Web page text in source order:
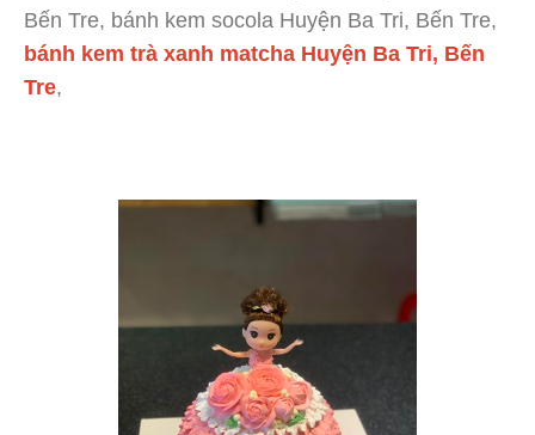
Bến Tre, bánh kem socola Huyện Ba Tri, Bến Tre,
bánh kem trà xanh matcha Huyện Ba Tri, Bến
Tre,